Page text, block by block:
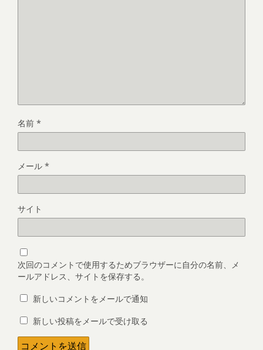
名前 *
メール *
サイト
次回のコメントで使用するためブラウザーに自分の名前、メ
ールアドレス、サイトを保存する。
新しいコメントをメールで通知
新しい投稿をメールで受け取る